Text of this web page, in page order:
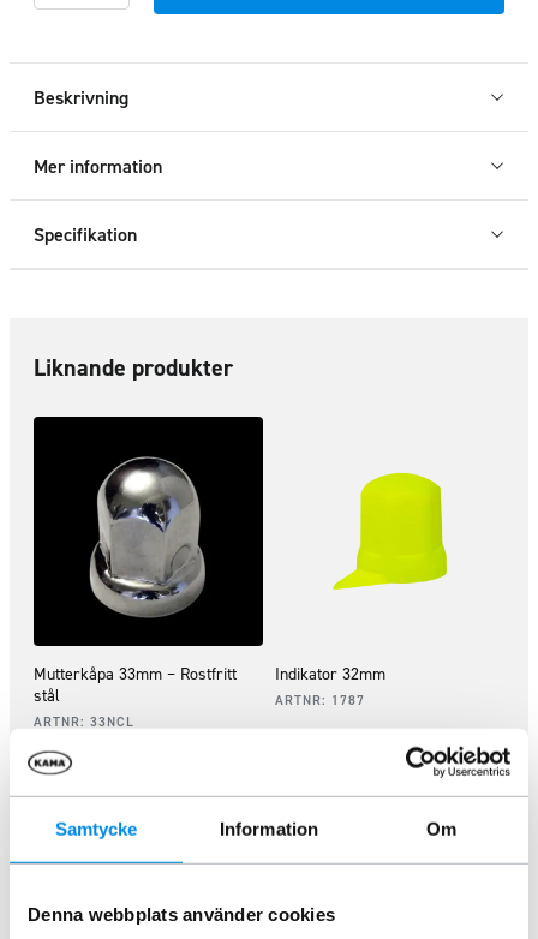
Samtycke Information Om
Denna webbplats använder cookies
33mm
mängd
Beskrivning
Mer information
Specifikation
Liknande produkter
Mutterkåpa 33mm – Rostfritt
stål
ARTNR: 33NCL
28,75
Inkl. moms
Lägg i varukorg
Indikator 32mm
ARTNR: 1787
23,75kr
Lägg i varukorg